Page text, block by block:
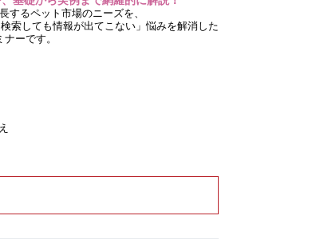
するペット市場のニーズを、
索しても情報が出てこない」悩みを解消した
ーです。